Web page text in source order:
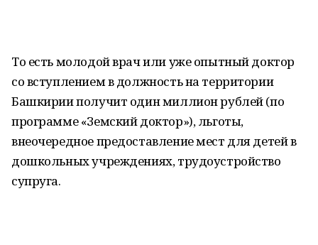
То есть молодой врач или уже опытный доктор
со вступлением в должность на территории
Башкирии получит один миллион рублей (по
программе «Земский доктор»), льготы,
внеочередное предоставление мест для детей в
дошкольных учреждениях, трудоустройство
супруга.